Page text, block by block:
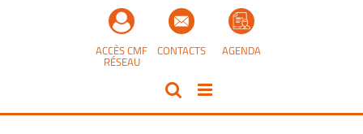
AGENDA
CONTACTS
ACCÈS CMF
RÉSEAU